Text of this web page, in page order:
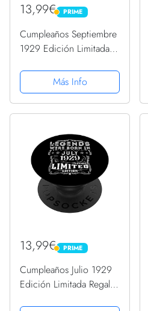
13,99€ PRIME
PRIME
Cumpleaños Septiembre
1929 Edición Limitada
PopSockets PopGrip
Intercambiable
Más Info
13,99€ PRIME
PRIME
Cumpleaños Julio 1929
Edición Limitada Regalo